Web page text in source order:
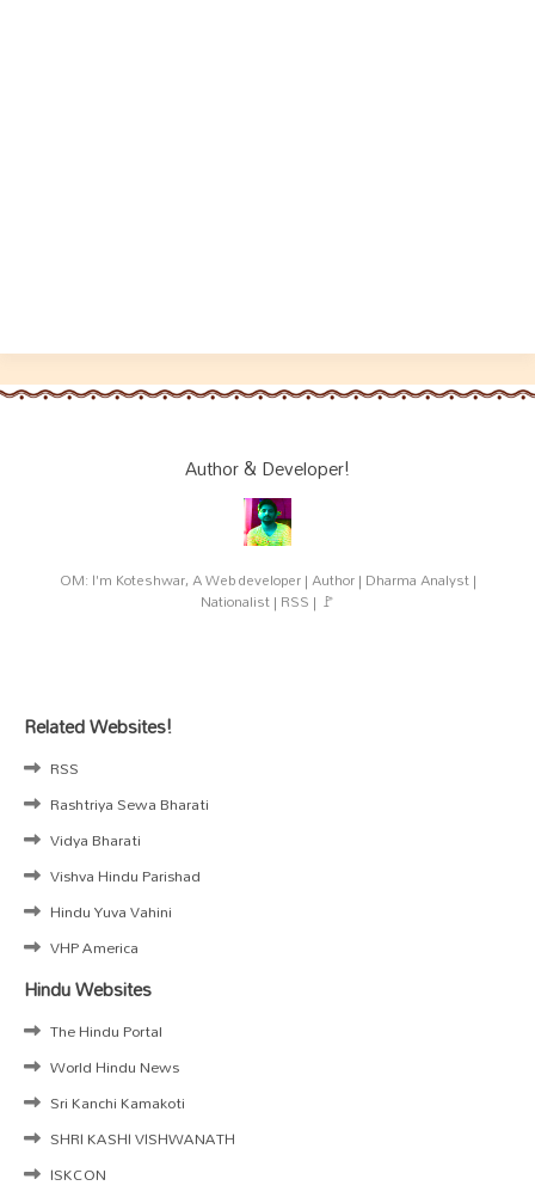
Author & Developer!
OM: I'm Koteshwar, A Web developer | Author | Dharma Analyst |
Nationalist | RSS | 🚩
Related Websites!
RSS
Rashtriya Sewa Bharati
Vidya Bharati
Vishva Hindu Parishad
Hindu Yuva Vahini
VHP America
Hindu Websites
The Hindu Portal
World Hindu News
Sri Kanchi Kamakoti
SHRI KASHI VISHWANATH
ISKCON